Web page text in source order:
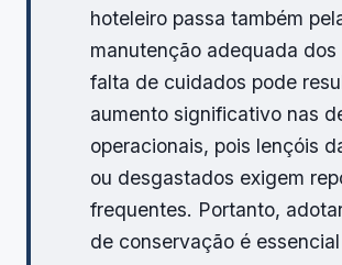
hoteleiro passa também
manutenção adequada dos
falta de cuidados pode
aumento significativo nas
operacionais, pois lençóis
ou desgastados exigem
frequentes. Portanto,
de conservação é